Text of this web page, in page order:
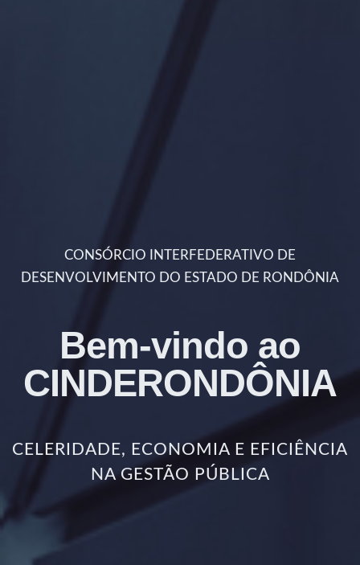
CONSÓRCIO INTERFEDERATIVO DE
DESENVOLVIMENTO DO ESTADO DE RONDÔNIA
Bem-vindo ao
CINDERONDÔNIA
CELERIDADE, ECONOMIA E EFICIÊNCIA
NA GESTÃO PÚBLICA